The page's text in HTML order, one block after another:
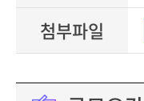
첨부파일